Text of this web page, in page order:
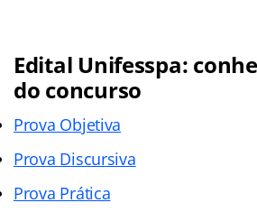
Edital Unifesspa:
do concurso
Prova Objetiva
Prova Discursiva
Prova Prática